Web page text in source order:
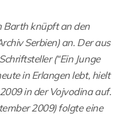
Barth knüpft an den
Serbien) an. Der aus
(“Ein Junge
in Erlangen lebt, hielt
in der Vojvodina auf.
2009) folgte eine